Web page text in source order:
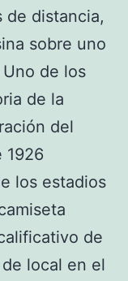
de distancia,
sobre uno
de los
de la
del
1926
los estadios
de
local en el